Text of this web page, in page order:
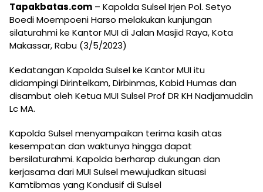
Tapakbatas.com – Kapolda Sulsel Irjen Pol. Setyo
Boedi Moempoeni Harso melakukan kunjungan
silaturahmi ke Kantor MUI di Jalan Masjid Raya, Kota
Makassar, Rabu (3/5/2023)
Kedatangan Kapolda Sulsel ke Kantor MUI itu
didampingi Dirintelkam, Dirbinmas, Kabid Humas dan
disambut oleh Ketua MUI Sulsel Prof DR KH Nadjamuddin
Lc MA.
Kapolda Sulsel menyampaikan terima kasih atas
kesempatan dan waktunya hingga dapat
bersilaturahmi. Kapolda berharap dukungan dan
kerjasama dari MUI Sulsel mewujudkan situasi
Kamtibmas yang Kondusif di Sulsel